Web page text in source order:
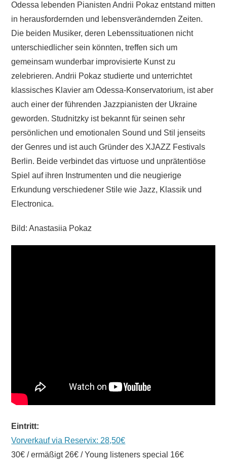
Odessa lebenden Pianisten Andrii Pokaz entstand mitten
in herausfordernden und lebensverändernden Zeiten.
Die beiden Musiker, deren Lebenssituationen nicht
unterschiedlicher sein könnten, treffen sich um
gemeinsam wunderbar improvisierte Kunst zu
zelebrieren. Andrii Pokaz studierte und unterrichtet
klassisches Klavier am Odessa-Konservatorium, ist aber
auch einer der führenden Jazzpianisten der Ukraine
geworden. Studnitzky ist bekannt für seinen sehr
persönlichen und emotionalen Sound und Stil jenseits
der Genres und ist auch Gründer des XJAZZ Festivals
Berlin. Beide verbindet das virtuose und unprätentiöse
Spiel auf ihren Instrumenten und die neugierige
Erkundung verschiedener Stile wie Jazz, Klassik und
Electronica.
Bild: Anastasiia Pokaz
Eintritt:
Vorverkauf via Reservix: 28,50€
30€ / ermäßigt 26€ / Young listeners special 16€